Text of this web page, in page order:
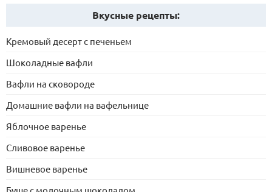
Вкусные рецепты:
Кремовый десерт с печеньем
Шоколадные вафли
Вафли на сковороде
Домашние вафли на вафельнице
Яблочное варенье
Сливовое варенье
Вишневое варенье